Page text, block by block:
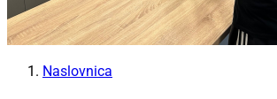
Naslovnica